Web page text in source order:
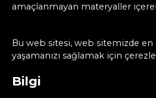
amaçlanmayan materyaller
Bu web sitesi, web sitemizde
yaşamanızı sağlamak için
Bilgi